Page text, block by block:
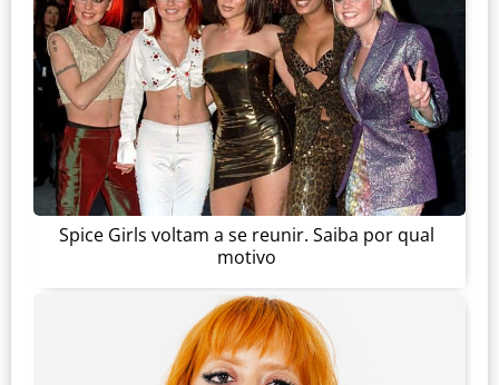
Spice Girls voltam a se reunir. Saiba por qual
motivo